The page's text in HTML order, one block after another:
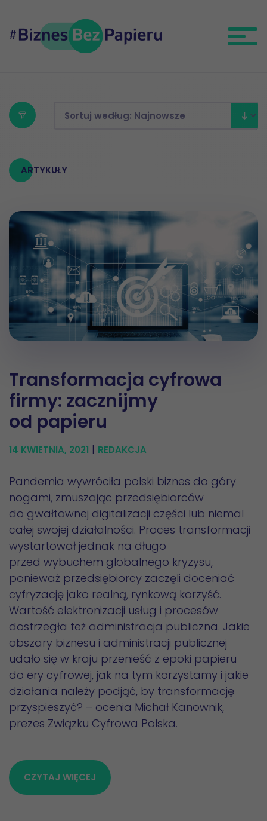
ARTYKUŁY
Transformacja cyfrowa
firmy: zacznijmy
od papieru
14 KWIETNIA, 2021 | REDAKCJA
Pandemia wywróciła polski biznes do góry
nogami, zmuszając przedsiębiorców
do gwałtownej digitalizacji części lub niemal
całej swojej działalności. Proces transformacji
wystartował jednak na długo
przed wybuchem globalnego kryzysu,
ponieważ przedsiębiorcy zaczęli doceniać
cyfryzację jako realną, rynkową korzyść.
Wartość elektronizacji usług i procesów
dostrzegła też administracja publiczna. Jakie
obszary biznesu i administracji publicznej
udało się w kraju przenieść z epoki papieru
do ery cyfrowej, jak na tym korzystamy i jakie
działania należy podjąć, by transformację
przyspieszyć? – ocenia Michał Kanownik,
prezes Związku Cyfrowa Polska.
CZYTAJ WIĘCEJ